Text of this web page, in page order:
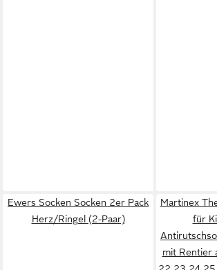
Ewers Socken Socken 2er Pack
Herz/Ringel (2-Paar)
Martinex
für
mit Rentier